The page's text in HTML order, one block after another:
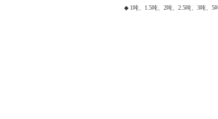
◆ 1吨、1.5吨、2吨、2.5吨、3吨、5